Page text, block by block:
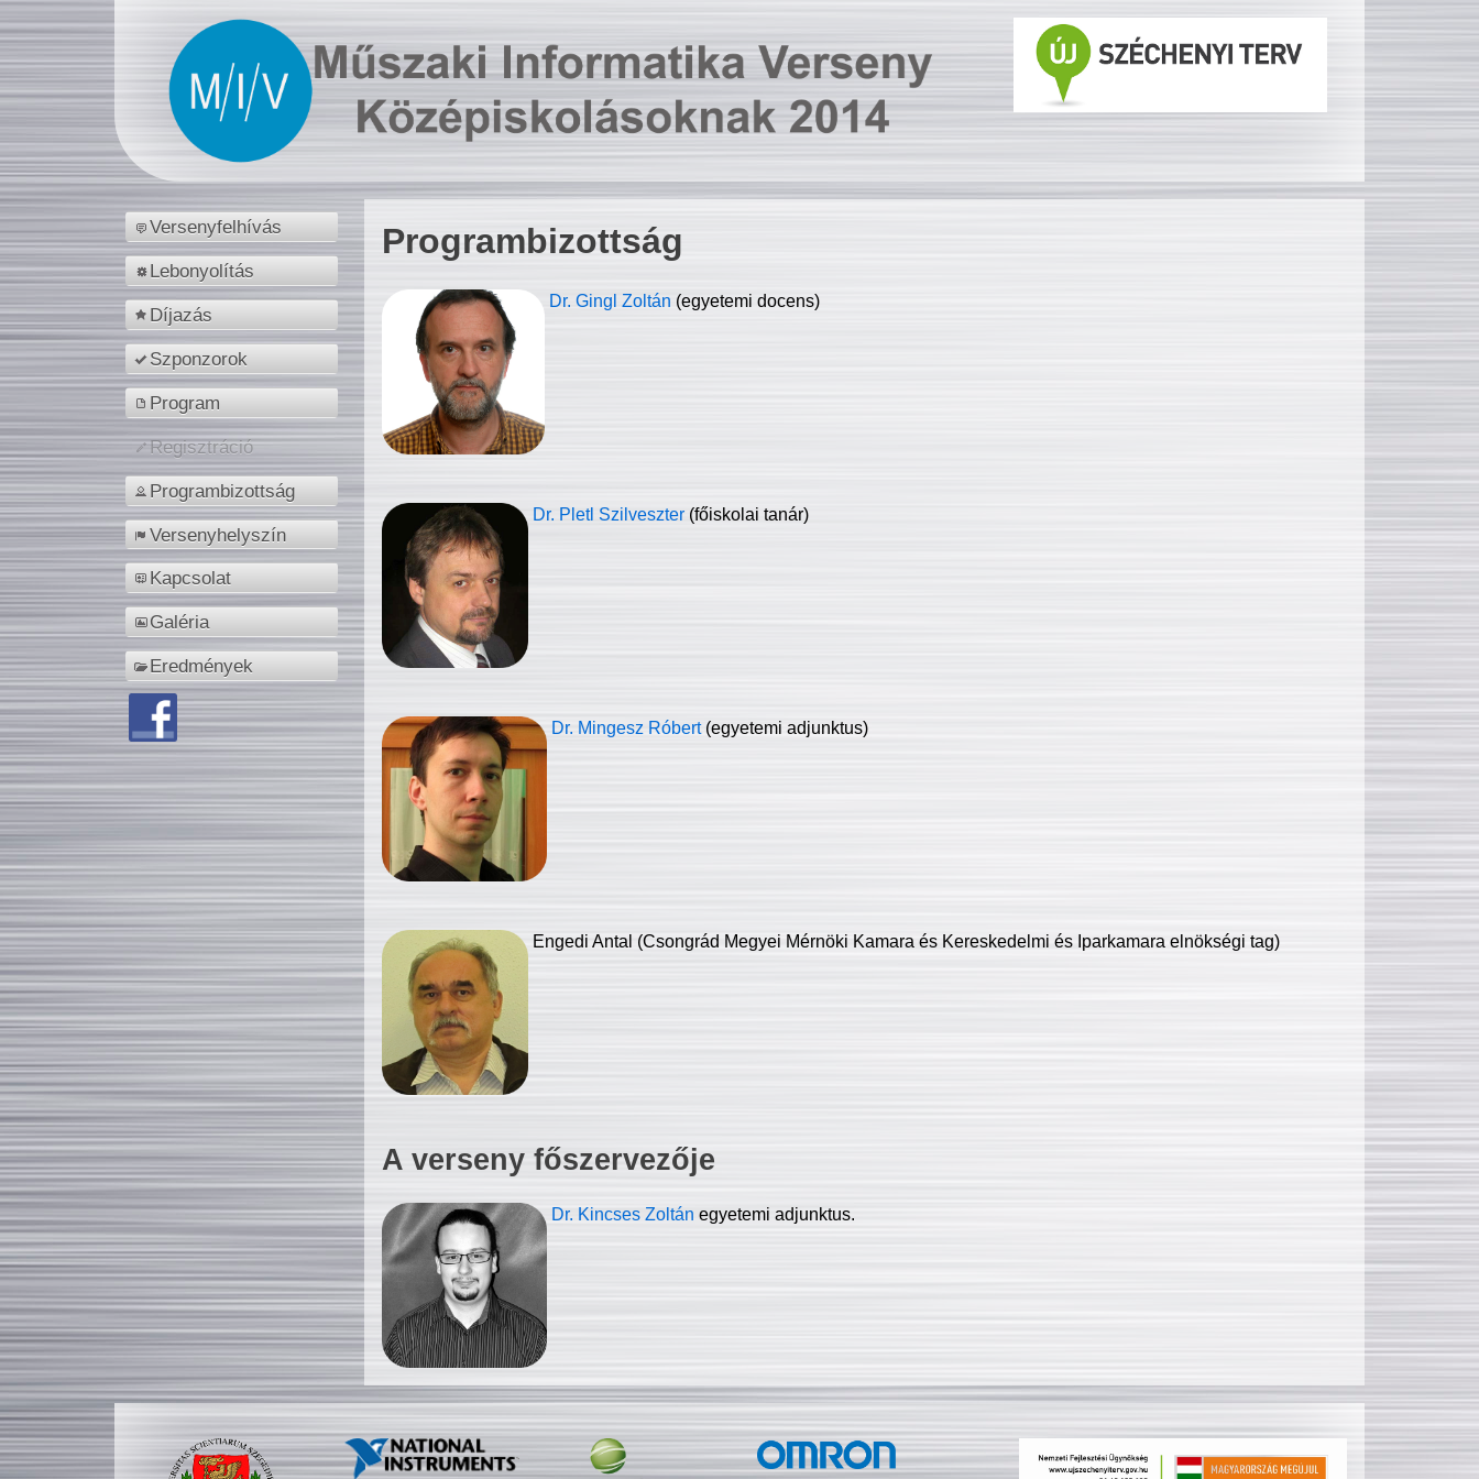
Versenyfelhívás
Lebonyolítás
Díjazás
Szponzorok
Program
Regisztráció
Programbizottság
Versenyhelyszín
Kapcsolat
Galéria
Eredmények
Programbizottság
Dr. Gingl Zoltán (egyetemi docens)
Dr. Pletl Szilveszter (főiskolai tanár)
Dr. Mingesz Róbert (egyetemi adjunktus)
Engedi Antal (Csongrád Megyei Mérnöki Kamara és Kereskedelmi és Iparkamara elnökségi tag)
A verseny főszervezője
Dr. Kincses Zoltán egyetemi adjunktus.